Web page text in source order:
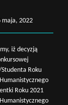
maja, 2022
iż decyzją
Roku
Roku 2021